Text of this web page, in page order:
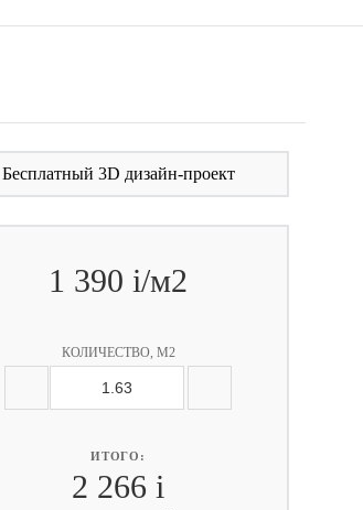
Бесплатный 3D дизайн-проект
1 390 i/м2
КОЛИЧЕСТВО, М2
ИТОГО:
2 266 i